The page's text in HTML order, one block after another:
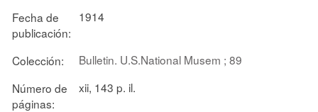
Fecha de
publicación:
1914
Colección:
Bulletin. U.S.National Musem ; 89
Número de
páginas:
xii, 143 p. il.